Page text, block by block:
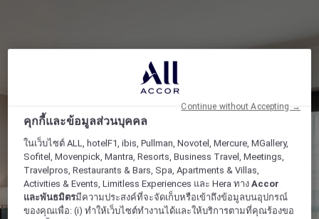
คุกกี้และข้อมูลส่วนบุคคล
ในเว็บไซต์ ALL, hotelF1, ibis, Pullman, Novotel, Mercure, MGallery,
Sofitel, Movenpick, Mantra, Resorts, Business Travel, Meetings,
Travelpros, Restaurants & Bars, Spa, Apartments & Villas,
Activities & Events, Limitless Experiences และ Hera ทางAccor
และพันธมิตรมีความประสงค์ที่จะจัดเก็บหรือเข้าถึงข้อมูลบนอุปกรณ์
ของคุณเพื่อ: (i) ทำให้เว็บไซต์ทำงานได้และให้บริการตามที่คุณร้องขอ
Continue without Accepting →